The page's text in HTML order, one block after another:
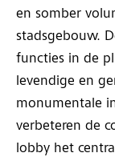
en somber
stadsgebouw.
functies in de
levendige en
monumentale
verbeteren de
lobby het